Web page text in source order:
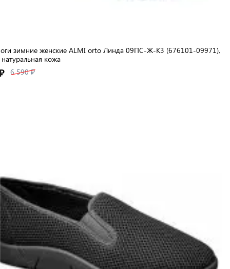
зимние женские ALMI orto Линда 09ПС-Ж-К3 (676101-09971),
кожа
6 590 ₽